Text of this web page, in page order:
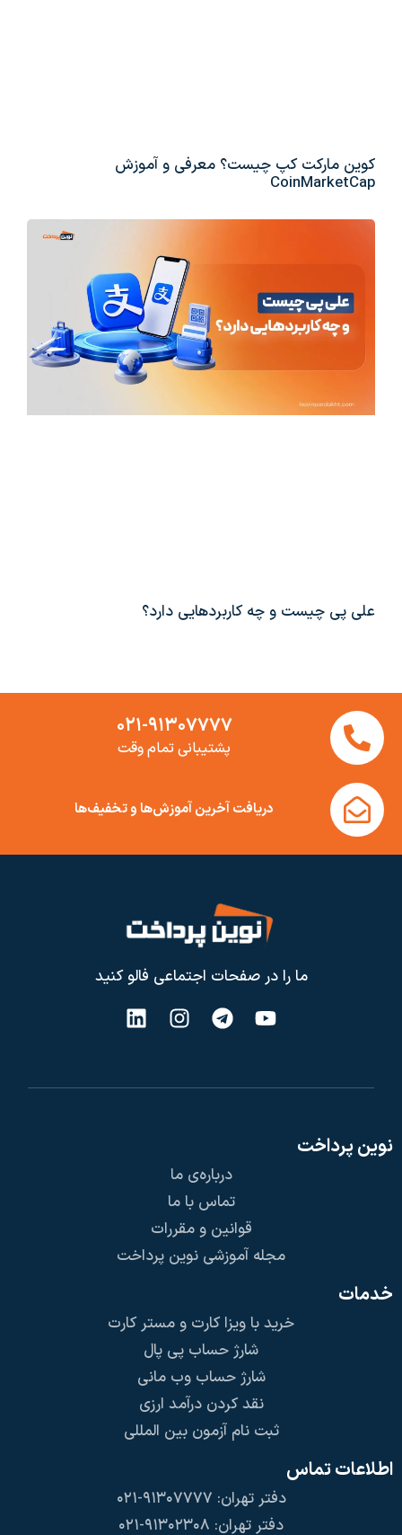
کوین مارکت کپ چیست؟ معرفی و آموزش
CoinMarketCap
علی پی چیست و چه کاربردهایی دارد؟
۰۲۱-۹۱۳۰۷۷۷۷
پشتیبانی تمام وقت
دریافت آخرین آموزش‌ها و تخفیف‌ها
ما را در صفحات اجتماعی فالو کنید
نوین پرداخت
درباره‌ی ما
تماس با ما
قوانین و مقررات
مجله آموزشی نوین پرداخت
خدمات
خرید با ویزا کارت و مستر کارت
شارژ حساب پی پال
شارژ حساب وب مانی
نقد کردن درآمد ارزی
ثبت نام آزمون بین المللی
اطلاعات تماس
دفتر تهران: ۹۱۳۰۷۷۷۷-۰۲۱
دفتر تهران: ۹۱۳۰۲۳۰۸-۰۲۱